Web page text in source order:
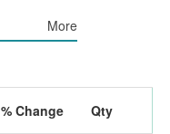
More
% Change Qty